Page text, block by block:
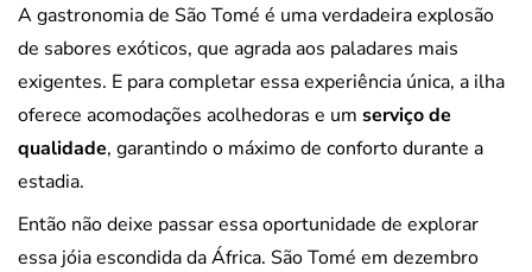
A gastronomia de São Tomé é uma verdadeira explosão
de sabores exóticos, que agrada aos paladares mais
exigentes. E para completar essa experiência única, a ilha
oferece acomodações acolhedoras e um serviço de
qualidade, garantindo o máximo de conforto durante a
estadia.
Então não deixe passar essa oportunidade de explorar
essa jóia escondida da África. São Tomé em dezembro